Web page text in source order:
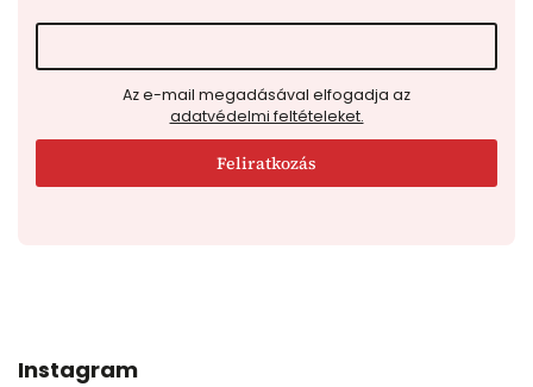
adatvédelmi feltételeket.
Feliratkozás
Instagram